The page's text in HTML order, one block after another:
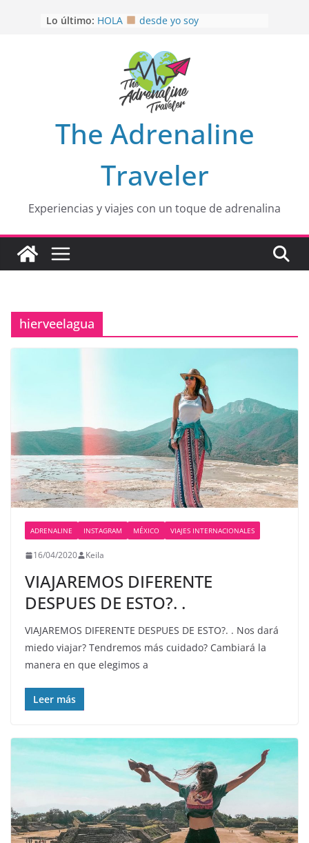
Lo último: HOLA
desde yo soy
EL SENDERO DEL CACAO: Excelente
opción
HOSPEDAJE AL NATURALSHH !!
OTRA PERSPECTIVA de RÍO EL
MULITO!
The Adrenaline
Traveler
Experiencias y viajes con un toque de adrenalina
hierveelagua
ADRENALINE INSTAGRAM MÉXICO VIAJES INTERNACIONALES
16/04/2020 Keila
VIAJAREMOS DIFERENTE
DESPUES DE ESTO?. .
VIAJAREMOS DIFERENTE DESPUES DE ESTO?. . Nos dará
miedo viajar? Tendremos más cuidado? Cambiará la
manera en que elegimos a
Leer más